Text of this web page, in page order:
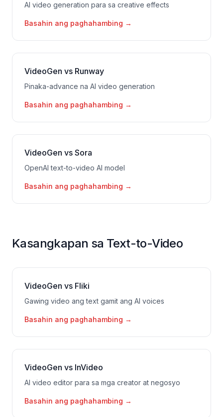
AI video generation para sa creative effects
Basahin ang paghahambing →
VideoGen vs Runway
Pinaka-advance na AI video generation
Basahin ang paghahambing →
VideoGen vs Sora
OpenAI text-to-video AI model
Basahin ang paghahambing →
Kasangkapan sa Text-to-Video
VideoGen vs Fliki
Gawing video ang text gamit ang AI voices
Basahin ang paghahambing →
VideoGen vs InVideo
AI video editor para sa mga creator at negosyo
Basahin ang paghahambing →